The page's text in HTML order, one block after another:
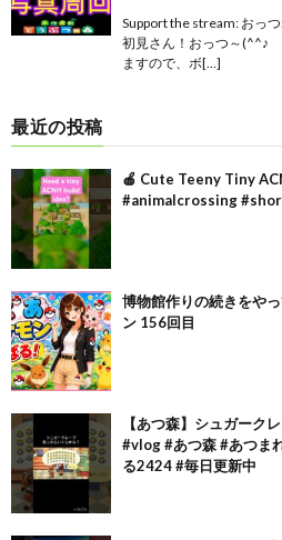
Support the stream: おっ
初見さん！おっつ～(^^♪
ますので、ボ[…]
最近の投稿
🍎 Cute Teeny Tiny
#animalcrossing
博物館作りの続きをや
ン 156回目
【あつ森】シュガーク
#vlog #あつ森 #あつま
る2424 #毎日更新中